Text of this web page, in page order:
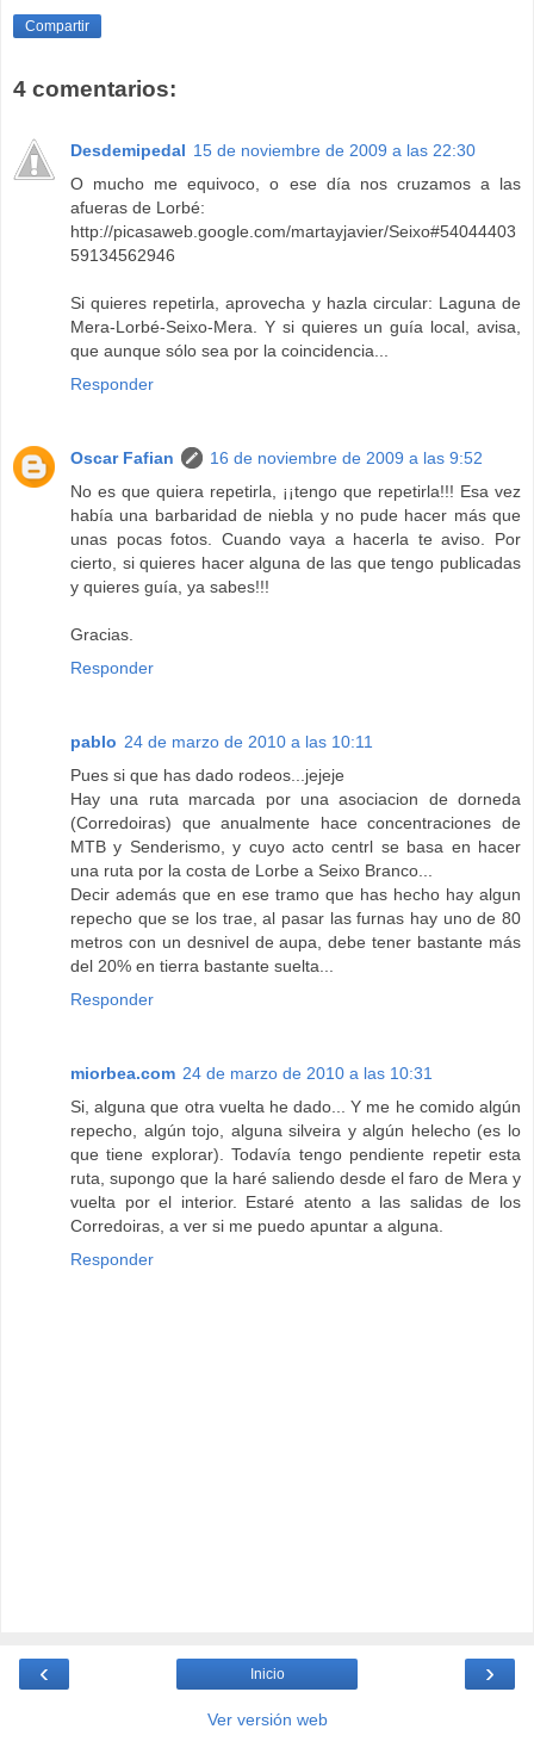
Compartir
4 comentarios:
Desdemipedal 15 de noviembre de 2009 a las 22:30
O mucho me equivoco, o ese día nos cruzamos a las
afueras de Lorbé:
http://picasaweb.google.com/martayjavier/Seixo#54044403
59134562946
Si quieres repetirla, aprovecha y hazla circular: Laguna de
Mera-Lorbé-Seixo-Mera. Y si quieres un guía local, avisa,
que aunque sólo sea por la coincidencia...
Responder
Oscar Fafian
16 de noviembre de 2009 a las 9:52
No es que quiera repetirla, ¡¡tengo que repetirla!!! Esa vez
había una barbaridad de niebla y no pude hacer más que
unas pocas fotos. Cuando vaya a hacerla te aviso. Por
cierto, si quieres hacer alguna de las que tengo publicadas
y quieres guía, ya sabes!!!
Gracias.
Responder
pablo 24 de marzo de 2010 a las 10:11
Pues si que has dado rodeos...jejeje
Hay una ruta marcada por una asociacion de dorneda
(Corredoiras) que anualmente hace concentraciones de
MTB y Senderismo, y cuyo acto centrl se basa en hacer
una ruta por la costa de Lorbe a Seixo Branco...
Decir además que en ese tramo que has hecho hay algun
repecho que se los trae, al pasar las furnas hay uno de 80
metros con un desnivel de aupa, debe tener bastante más
del 20% en tierra bastante suelta...
Responder
miorbea.com 24 de marzo de 2010 a las 10:31
Si, alguna que otra vuelta he dado... Y me he comido algún
repecho, algún tojo, alguna silveira y algún helecho (es lo
que tiene explorar). Todavía tengo pendiente repetir esta
ruta, supongo que la haré saliendo desde el faro de Mera y
vuelta por el interior. Estaré atento a las salidas de los
Corredoiras, a ver si me puedo apuntar a alguna.
Responder
‹ ›
Inicio
Ver versión web